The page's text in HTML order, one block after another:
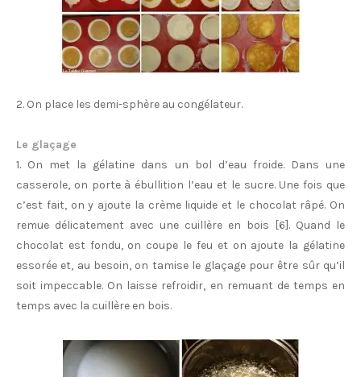
2. On place les demi-sphère au congélateur.
Le glaçage
1. On met la gélatine dans un bol d’eau froide. Dans une
casserole, on porte à ébullition l’eau et le sucre. Une fois que
c’est fait, on y ajoute la crème liquide et le chocolat râpé. On
remue délicatement avec une cuillère en bois [6]. Quand le
chocolat est fondu, on coupe le feu et on ajoute la gélatine
essorée et, au besoin, on tamise le glaçage pour être sûr qu’il
soit impeccable. On laisse refroidir, en remuant de temps en
temps avec la cuillère en bois.